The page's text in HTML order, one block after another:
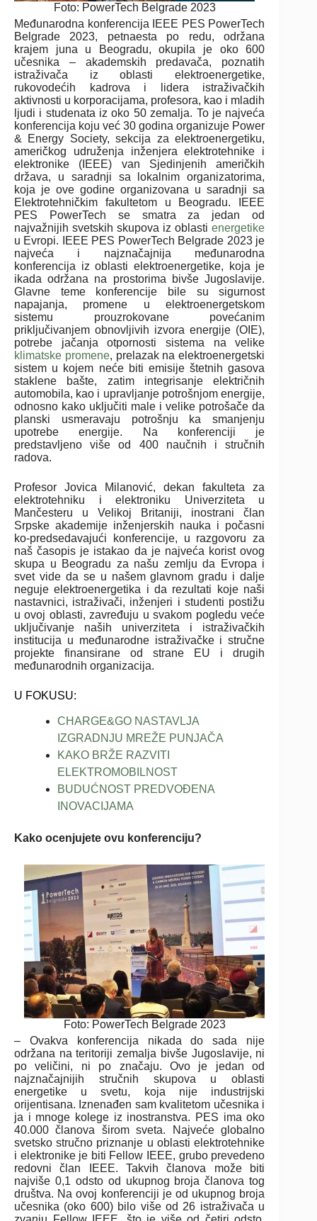
Foto: PowerTech Belgrade 2023
Međunarodna konferencija IEEE PES PowerTech
Belgrade 2023, petnaesta po redu, održana
krajem juna u Beogradu, okupila je oko 600
učesnika – akademskih predavača, poznatih
istraživača iz oblasti elektroenergetike,
rukovodećih kadrova i lidera istraživačkih
aktivnosti u korporacijama, profesora, kao i mladih
ljudi i studenata iz oko 50 zemalja. To je najveća
konferencija koju već 30 godina organizuje Power
& Energy Society, sekcija za elektroenergetiku,
američkog udruženja inženjera elektrotehnike i
elektronike (IEEE) van Sjedinjenih američkih
država, u saradnji sa lokalnim organizatorima,
koja je ove godine organizovana u saradnji sa
Elektrotehničkim fakultetom u Beogradu. IEEE
PES PowerTech se smatra za jedan od
najvažnijih svetskih skupova iz oblastienergetike
u Evropi. IEEE PES PowerTech Belgrade 2023 je
najveća i najznačajnija međunarodna
konferencija iz oblasti elektroenergetike, koja je
ikada održana na prostorima bivše Jugoslavije.
Glavne teme konferencije bile su sigurnost
napajanja, promene u elektroenergetskom
sistemu prouzrokovane povećanim
priključivanjem obnovljivih izvora energije (OIE),
potrebe jačanja otpornosti sistema na velike
klimatske promene, prelazak na elektroenergetski
sistem u kojem neće biti emisije štetnih gasova
staklene bašte, zatim integrisanje električnih
automobila, kao i upravljanje potrošnjom energije,
odnosno kako uključiti male i velike potrošače da
planski usmeravaju potrošnju ka smanjenju
upotrebe energije. Na konferenciji je
predstavljeno više od 400 naučnih i stručnih
radova.
Profesor Jovica Milanović, dekan fakulteta za
elektrotehniku i elektroniku Univerziteta u
Mančesteru u Velikoj Britaniji, inostrani član
Srpske akademije inženjerskih nauka i počasni
ko-predsedavajući konferencije, u razgovoru za
naš časopis je istakao da je najveća korist ovog
skupa u Beogradu za našu zemlju da Evropa i
svet vide da se u našem glavnom gradu i dalje
neguje elektroenergetika i da rezultati koje naši
nastavnici, istraživači, inženjeri i studenti postižu
u ovoj oblasti, zavređuju u svakom pogledu veće
uključivanje naših univerziteta i istraživačkih
institucija u međunarodne istraživačke i stručne
projekte finansirane od strane EU i drugih
međunarodnih organizacija.
U FOKUSU:
CHARGE&GO NASTAVLJA
IZGRADNJU MREŽE PUNJAČA
KAKO BRŽE RAZVITI
ELEKTROMOBILNOST
BUDUĆNOST PREDVOĐENA
INOVACIJAMA
Kako ocenjujete ovu konferenciju?
Foto: PowerTech Belgrade 2023
– Ovakva konferencija nikada do sada nije
održana na teritoriji zemalja bivše Jugoslavije, ni
po veličini, ni po značaju. Ovo je jedan od
najznačajnijih stručnih skupova u oblasti
energetike u svetu, koja nije industrijski
orijentisana. Iznenađen sam kvalitetom učesnika i
ja i mnoge kolege iz inostranstva. PES ima oko
40.000 članova širom sveta. Najveće globalno
svetsko stručno priznanje u oblasti elektrotehnike
i elektronike je biti Fellow IEEE, grubo prevedeno
redovni član IEEE. Takvih članova može biti
najviše 0,1 odsto od ukupnog broja članova tog
društva. Na ovoj konferenciji je od ukupnog broja
učesnika (oko 600) bilo više od 26 istraživača u